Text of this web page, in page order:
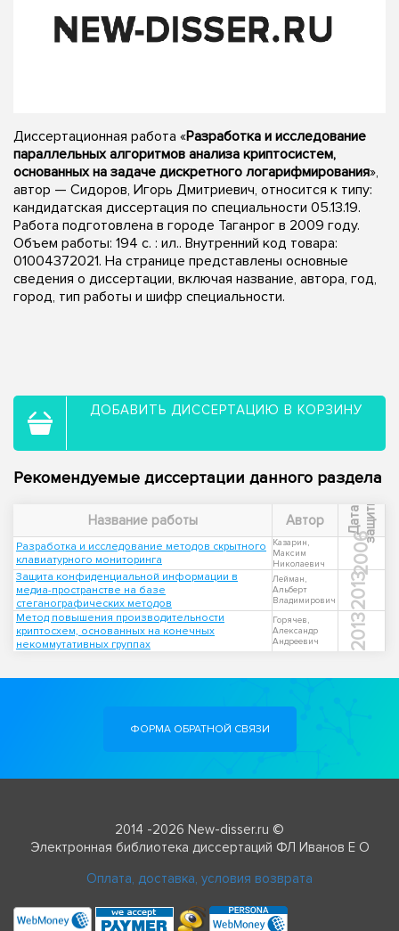
Диссертационная работа «Разработка и исследование
параллельных алгоритмов анализа криптосистем,
основанных на задаче дискретного логарифмирования»,
автор — Сидоров, Игорь Дмитриевич, относится к типу:
кандидатская диссертация по специальности 05.13.19.
Работа подготовлена в городе Таганрог в 2009 году.
Объем работы: 194 с. : ил.. Внутренний код товара:
01004372021. На странице представлены основные
сведения о диссертации, включая название, автора, год,
город, тип работы и шифр специальности.
ДОБАВИТЬ ДИССЕРТАЦИЮ В КОРЗИНУ
Рекомендуемые диссертации данного раздела
Название работы Автор Д
а
т
а
з
а
щ
и
ты
Разработка и исследование методов скрытного
клавиатурного мониторинга
Казарин,
Максим
Николаевич
2006
Защита конфиденциальной информации в
медиа-пространстве на базе
стеганографических методов
Лейман,
Альберт
Владимирович
2013
Метод повышения производительности
криптосхем, основанных на конечных
некоммутативных группах
Горячев,
Александр
Андреевич
2013
ФОРМА ОБРАТНОЙ СВЯЗИ
2014 -2026 New-disser.ru ©
Электронная библиотека диссертаций ФЛ Иванов Е О
Оплата, доставка, условия возврата